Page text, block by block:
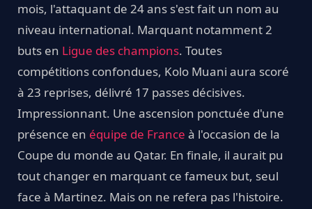
mois, l'attaquant de 24 ans s'est fait un nom au
niveau international. Marquant notamment 2
buts en Ligue des champions. Toutes
compétitions confondues, Kolo Muani aura scoré
à 23 reprises, délivré 17 passes décisives.
Impressionnant. Une ascension ponctuée d'une
présence en équipe de France à l'occasion de la
Coupe du monde au Qatar. En finale, il aurait pu
tout changer en marquant ce fameux but, seul
face à Martinez. Mais on ne refera pas l'histoire.